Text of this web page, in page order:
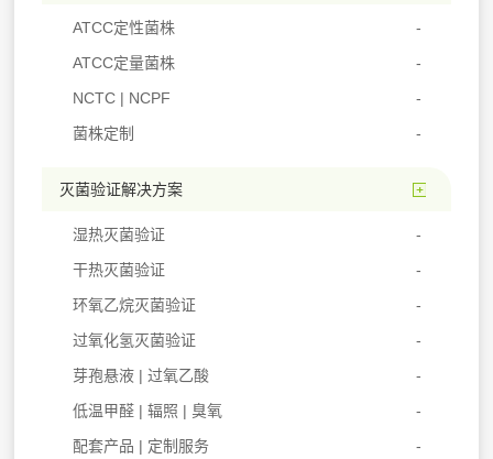
ATCC定性菌株
ATCC定量菌株
NCTC | NCPF
菌株定制
灭菌验证解决方案
湿热灭菌验证
干热灭菌验证
环氧乙烷灭菌验证
过氧化氢灭菌验证
芽孢悬液 | 过氧乙酸
低温甲醛 | 辐照 | 臭氧
配套产品 | 定制服务